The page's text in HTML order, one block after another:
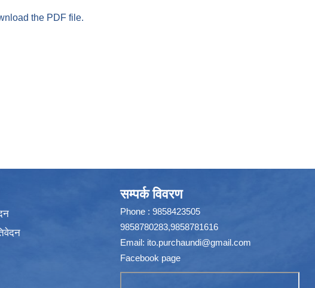
the PDF file.
सम्पर्क विवरण
Phone : 9858423505
9858780283,9858781616
Email: ito.purchaundi@gmail.com
Facebook page